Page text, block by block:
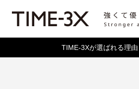
TIME-3Xが選ばれる理由